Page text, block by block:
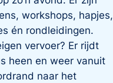
workshops, hapjes,
én rondleidingen.
vervoer? Er rijdt
heen en weer vanuit
naar het